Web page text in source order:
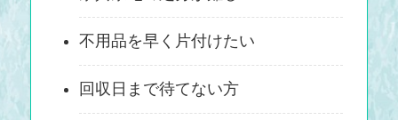
不用品を早く片付けたい
回収日まで待てない方